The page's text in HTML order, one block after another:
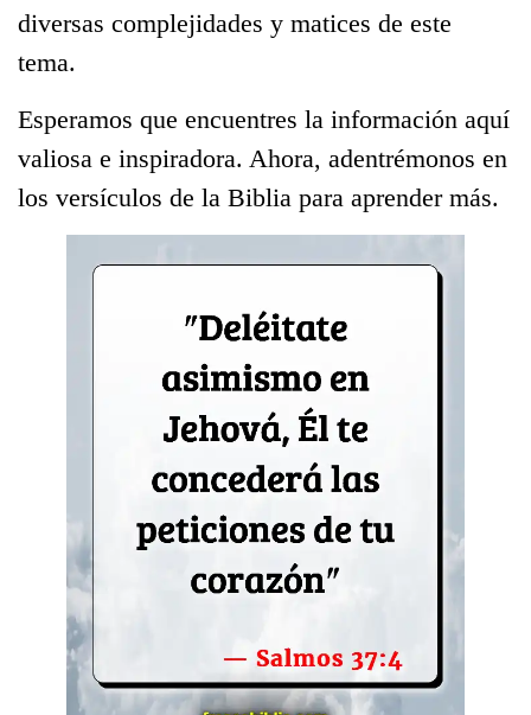
diversas complejidades y matices de este
tema.
Esperamos que encuentres la información aquí
valiosa e inspiradora. Ahora, adentrémonos en
los versículos de la Biblia para aprender más.